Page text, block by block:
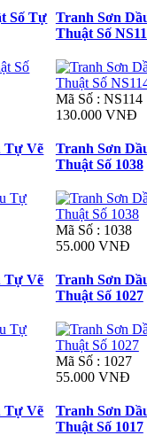
Số Tự Tranh Sơn
Thuật Số
Mã Số : NS114
130.000 VNĐ
Tự Vẽ
Tranh Sơn
Thuật Số 1038
Mã Số : 1038
55.000 VNĐ
Tự Vẽ
Tranh Sơn
Thuật Số 1027
Mã Số : 1027
55.000 VNĐ
Tự Vẽ
Tranh Sơn
Thuật Số 1017